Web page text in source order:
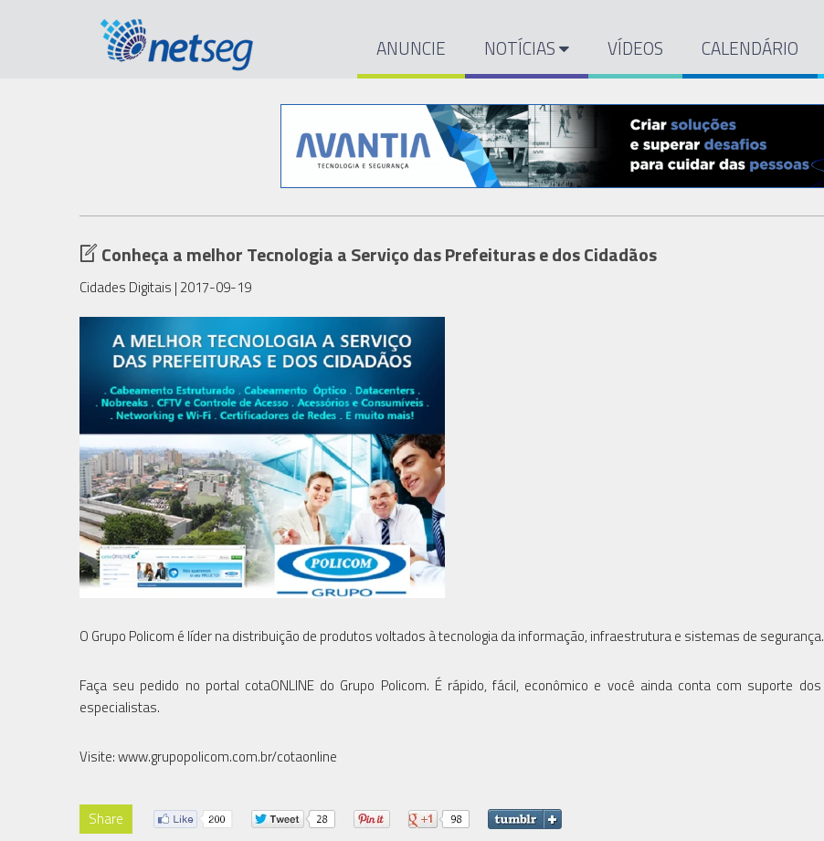
ANUNCIE NOTÍCIAS VÍDEOS CALENDÁRIO
Conheça a melhor Tecnologia a Serviço das Prefeituras e dos Cidadãos
Cidades Digitais | 2017-09-19
O Grupo Policom é líder na distribuição de produtos voltados à tecnologia da informação, infraestrutura e sistemas de segurança.
Faça seu pedido no portal cotaONLINE do Grupo Policom. É rápido, fácil, econômico e você ainda conta com suporte
especialistas.
Visite: www.grupopolicom.com.br/cotaonline
Share